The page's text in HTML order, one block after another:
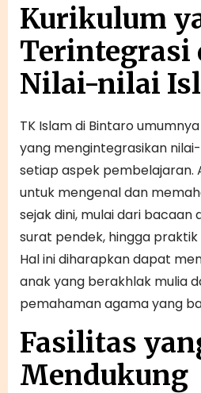
Kurikulum
Terintegrasi
Nilai-nilai
TK Islam di Bintaro
yang mengintegrasikan
setiap aspek pembelajaran.
untuk mengenal dan
sejak dini, mulai dari bacaan
surat pendek, hingga
Hal ini diharapkan dapat
anak yang berakhlak mulia
pemahaman agama yang
Fasilitas
Mendukung